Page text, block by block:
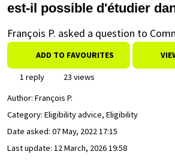
est-il possible d'étudier
François P. asked a question to
ADD TO FAVOURITES
1 reply
23 views
Author: François P.
Category: Eligibility advice, Eligibility
Date asked: 07 May, 2022 17:15
Last update: 12 March, 2026 19:58